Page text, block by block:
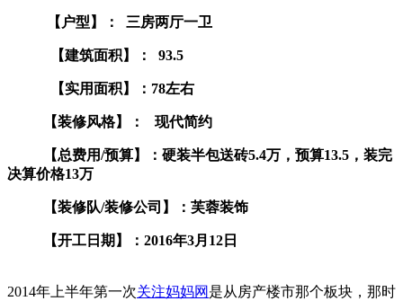
【户型】： 三房两厅一卫
【建筑面积】： 93.5
【实用面积】：78左右
【装修风格】： 现代简约
【总费用/预算】：硬装半包送砖5.4万， 预算13.5，装完
决算价格13万
【装修队/装修公司】：芙蓉装饰
【开工日期】：2016年3月12日
2014年上半年第一次关注妈妈网 是从房产楼市那个板块，那时